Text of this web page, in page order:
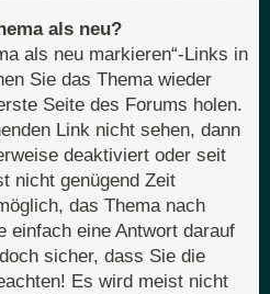
als neu?
als neu markieren“-Links in
Sie das Thema wieder
Seite des Forums holen.
Link nicht sehen, dann
deaktiviert oder seit
nicht genügend Zeit
das Thema nach
einfach eine Antwort darauf
sicher, dass Sie die
Es wird meist nicht